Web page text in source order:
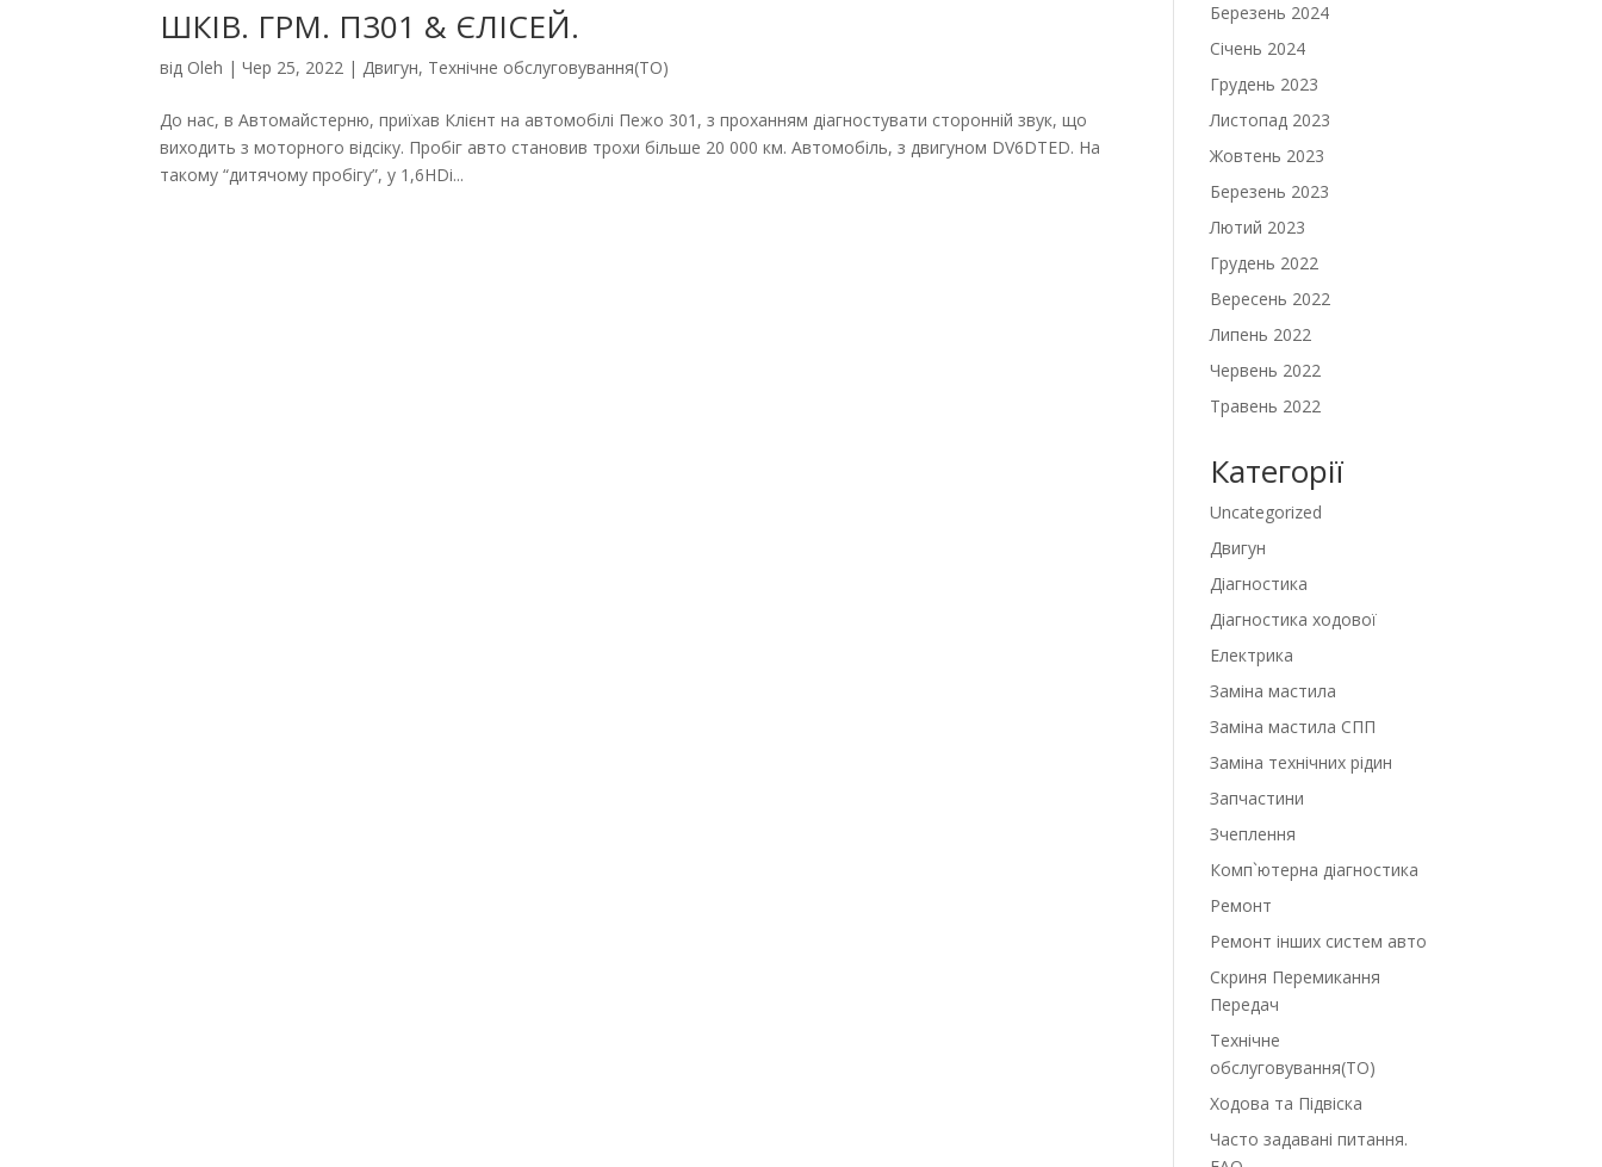
ШКІВ. ГРМ. П301 & ЄЛІСЕЙ.
від Oleh |Чер 25, 2022 |Двигун, Технічне обслуговування(ТО)
До нас, в Автомайстерню, приїхав Клієнт на автомобілі Пежо 301, з проханням діагностувати сторонній звук, що
виходить з моторного відсіку. Пробіг авто становив трохи більше 20 000 км. Автомобіль, з двигуном DV6DTED. На
такому “дитячому пробігу”, у 1,6HDi...
Березень 2024
Січень 2024
Грудень 2023
Листопад 2023
Жовтень 2023
Березень 2023
Лютий 2023
Грудень 2022
Вересень 2022
Липень 2022
Червень 2022
Травень 2022
Категорії
Uncategorized
Двигун
Діагностика
Діагностика ходової
Електрика
Заміна мастила
Заміна мастила СПП
Заміна технічних рідин
Запчастини
Зчеплення
Комп`ютерна діагностика
Ремонт
Ремонт інших систем авто
Скриня Перемикання
Передач
Технічне
обслуговування(ТО)
Ходова та Підвіска
Часто задавані питання.